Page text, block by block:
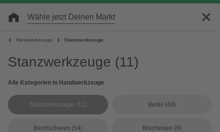
Wähle jetzt Deinen Markt
Handwerkzeuge Stanzwerkzeuge
Stanzwerkzeuge (11)
Alle Kategorien in Handwerkzeuge
Stanzwerkzeuge (11) Beitel (43)
Blechscheren (54) Brecheisen (9)